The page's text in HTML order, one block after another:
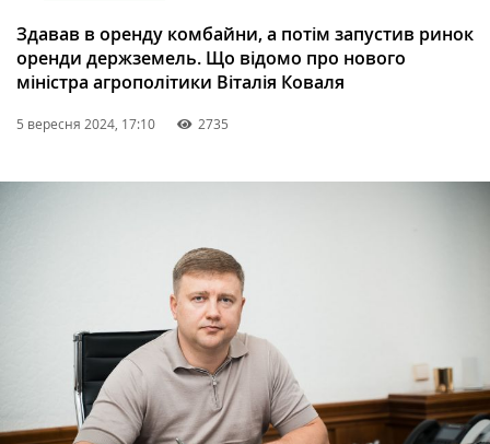
Здавав в оренду комбайни, а потім запустив ринок
оренди держземель. Що відомо про нового
міністра агрополітики Віталія Коваля
5 вересня 2024, 17:10 2735